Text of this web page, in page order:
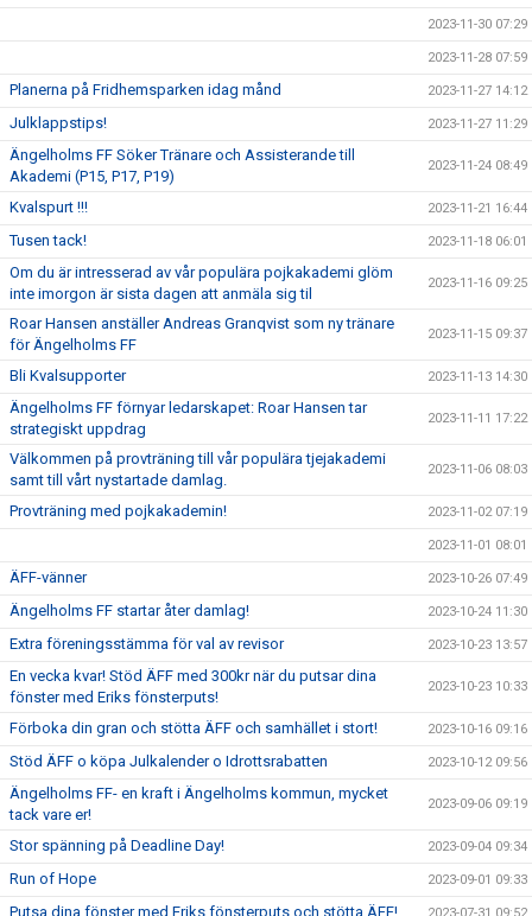
2023-11-30 07:29
2023-11-28 07:59
Planerna på Fridhemsparken idag månd 2023-11-27 14:12
Julklappstips! 2023-11-27 11:29
Ängelholms FF Söker Tränare och Assisterande till
Akademi (P15, P17, P19)
2023-11-24 08:49
Kvalspurt !!! 2023-11-21 16:44
Tusen tack! 2023-11-18 06:01
Om du är intresserad av vår populära pojkakademi glöm
inte imorgon är sista dagen att anmäla sig til
2023-11-16 09:25
Roar Hansen anställer Andreas Granqvist som ny tränare
för Ängelholms FF
2023-11-15 09:37
Bli Kvalsupporter 2023-11-13 14:30
Ängelholms FF förnyar ledarskapet: Roar Hansen tar
strategiskt uppdrag
2023-11-11 17:22
Välkommen på provträning till vår populära tjejakademi
samt till vårt nystartade damlag.
2023-11-06 08:03
Provträning med pojkakademin! 2023-11-02 07:19
2023-11-01 08:01
ÄFF-vänner 2023-10-26 07:49
Ängelholms FF startar åter damlag! 2023-10-24 11:30
Extra föreningsstämma för val av revisor 2023-10-23 13:57
En vecka kvar! Stöd ÄFF med 300kr när du putsar dina
fönster med Eriks fönsterputs!
2023-10-23 10:33
Förboka din gran och stötta ÄFF och samhället i stort! 2023-10-16 09:16
Stöd ÄFF o köpa Julkalender o Idrottsrabatten 2023-10-12 09:56
Ängelholms FF- en kraft i Ängelholms kommun, mycket
tack vare er!
2023-09-06 09:19
Stor spänning på Deadline Day! 2023-09-04 09:34
Run of Hope 2023-09-01 09:33
Putsa dina fönster med Eriks fönsterputs och stötta ÄFF! 2023-07-31 09:52